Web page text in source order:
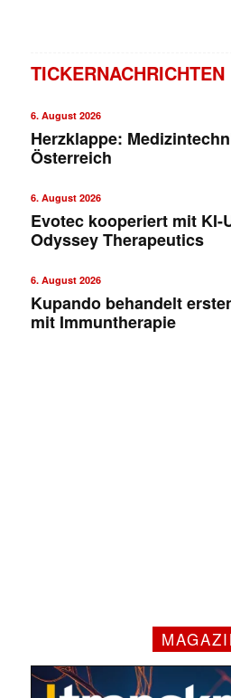
TICKERNACHRICHTEN
6. August 2026
Herzklappe:
Österreich
6. August 2026
Evotec kooperiert mit KI-
Odyssey Therapeutics
6. August 2026
Kupando behandelt
mit Immuntherapie